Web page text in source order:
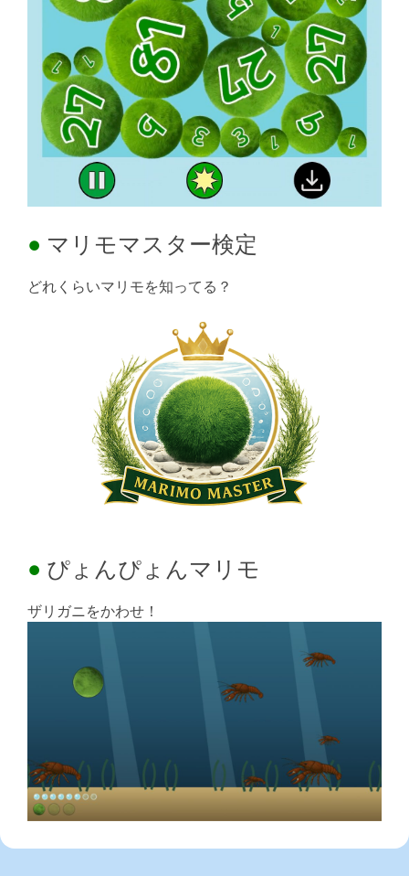
マリモマスター検定
どれくらいマリモを知ってる？
ぴょんぴょんマリモ
ザリガニをかわせ！